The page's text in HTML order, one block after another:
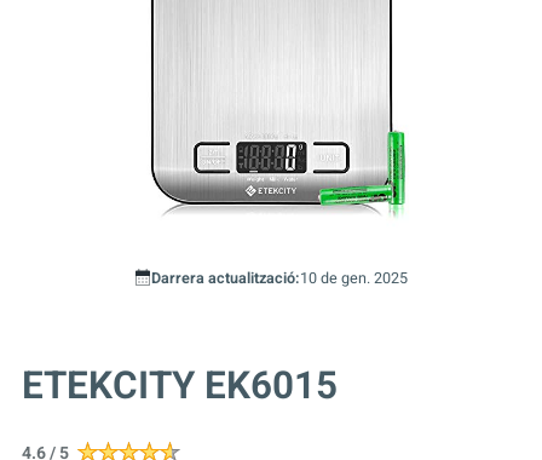
Darrera actualització:10 de gen. 2025
ETEKCITY EK6015
4.6 / 5